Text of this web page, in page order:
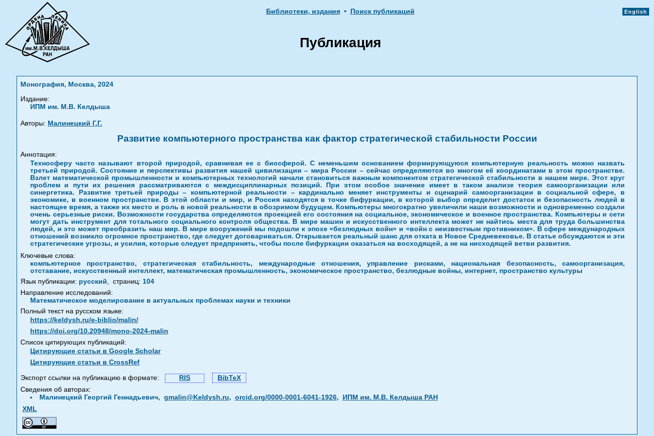
Библиотеки, издания • Поиск публикаций English
Публикация
Монография, Москва, 2024
Издание:
ИПМ им. М.В. Келдыша
Авторы: Малинецкий Г.Г.
Развитие компьютерного пространства как фактор стратегической стабильности России
Аннотация:
Техносферу часто называют второй природой, сравнивая ее с биосферой. С неменьшим основанием формирующуюся компьютерную реальность можно назвать
третьей природой. Состояние и перспективы развития нашей цивилизации – мира России – сейчас определяются во многом её координатами в этом пространстве.
Взлет математической промышленности и компьютерных технологий начали становиться важным компонентом стратегической стабильности в нашем мире. Этот круг
проблем и пути их решения рассматриваются с междисциплинарных позиций. При этом особое значение имеет в таком анализе теория самоорганизации или
синергетика. Развитие третьей природы – компьютерной реальности – кардинально меняет инструменты и сценарий самоорганизации в социальной сфере, в
экономике, в военном пространстве. В этой области и мир, и Россия находятся в точке бифуркации, в которой выбор определит достаток и безопасность людей в
настоящее время, а также их место и роль в новой реальности в обозримом будущем. Компьютеры многократно увеличили наши возможности и одновременно создали
очень серьезные риски. Возможности государства определяются проекцией его состояния на социальное, экономическое и военное пространства. Компьютеры и сети
могут дать инструмент для тотального социального контроля общества. В мире машин и искусственного интеллекта может не найтись места для труда большинства
людей, и это может преобразить наш мир. В мире вооружений мы подошли к эпохе «безлюдных войн» и «войн с неизвестным противником». В сфере международных
отношений возникло огромное пространство, где следует договариваться. Открывается реальный шанс для отката в Новое Средневековье. В статье обсуждаются и эти
стратегические угрозы, и усилия, которые следует предпринять, чтобы после бифуркации оказаться на восходящей, а не на нисходящей ветви развития.
Ключевые слова:
компьютерное пространство, стратегическая стабильность, международные отношения, управление рисками, национальная безопасность, самоорганизация,
отставание, искусственный интеллект, математическая промышленность, экономическое пространство, безлюдные войны, интернет, пространство культуры
Язык публикации: русский, страниц: 104
Направление исследований:
Математическое моделирование в актуальных проблемах науки и техники
Полный текст на русском языке:
https://keldysh.ru/e-biblio/malin/
https://doi.org/10.20948/mono-2024-malin
Список цитирующих публикаций:
Цитирующие статьи в Google Scholar
Цитирующие статьи в CrossRef
Экспорт ссылки на публикацию в формате: RIS
BibTeX
Сведения об авторах:
Малинецкий Георгий Геннадьевич, gmalin@Keldysh.ru, orcid.org/0000-0001-6041-1926,
ИПМ им. М.В. Келдыша РАН
XML